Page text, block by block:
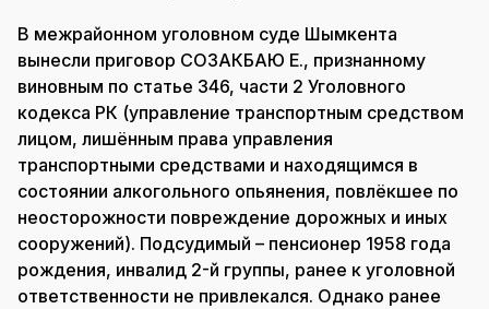
В межрайонном уголовном суде Шымкента
вынесли приговор СОЗАКБАЮ Е., признанному
виновным по статье 346, части 2 Уголовного
кодекса РК (управление транспортным средством
лицом, лишённым права управления
транспортными средствами и находящимся в
состоянии алкогольного опьянения, повлёкшее по
неосторожности повреждение дорожных и иных
сооружений). Подсудимый – пенсионер 1958 года
рождения, инвалид 2-й группы, ранее к уголовной
ответственности не привлекался. Однако ранее